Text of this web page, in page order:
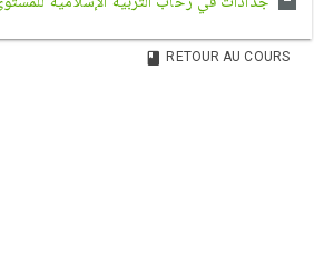
RETOUR AU COURS